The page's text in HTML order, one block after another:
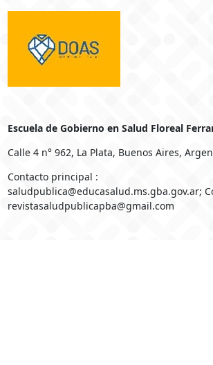
Escuela de Gobierno en Salud Floreal
Calle 4 n° 962, La Plata, Buenos Aires,
Contacto principal :
saludpublica@educasalud.ms.gba.gov.ar;
revistasaludpublicapba@gmail.com